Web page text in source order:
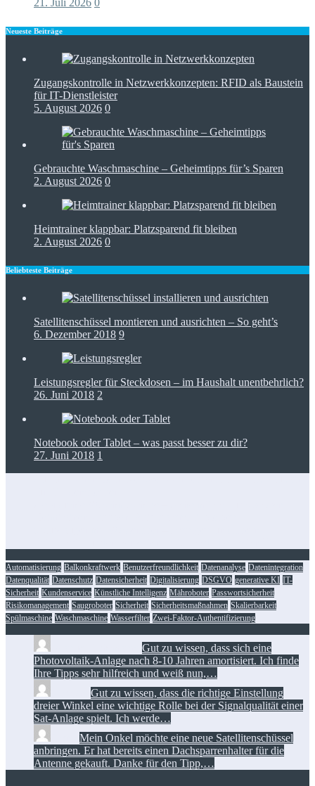
21. Juli 2026 0
Neueste Beiträge
Zugangskontrolle in Netzwerkkonzepten: RFID als Baustein
für IT-Dienstleister
5. August 2026 0
Gebrauchte Waschmaschine – Geheimtipps für’s Sparen
2. August 2026 0
Heimtrainer klappbar: Platzsparend fit bleiben
2. August 2026 0
Beliebteste Beiträge
Satellitenschüssel montieren und ausrichten – So geht’s
6. Dezember 2018 9
Leistungsregler für Steckdosen – im Haushalt unentbehrlich?
26. Juni 2018 2
Notebook oder Tablet – was passt besser zu dir?
27. Juni 2018 1
Automatisierung Balkonkraftwerk Benutzerfreundlichkeit Datenanalyse Datenintegration
Datenqualität Datenschutz Datensicherheit Digitalisierung DSGVO generative KI IT-
Sicherheit Kundenservice Künstliche Intelligenz Mähroboter Passwortsicherheit
Risikomanagement Saugroboter Sicherheit Sicherheitsmaßnahmen Skalierbarkeit
Spülmaschine Waschmaschine Wasserfilter Zwei-Faktor-Authentifizierung
Gut zu wissen, dass sich eine
Photovoltaik-Anlage nach 8-10 Jahren amortisiert. Ich finde
Ihre Tipps sehr hilfreich und weiß nun,…
Gut zu wissen, dass die richtige Einstellung
dreier Winkel eine wichtige Rolle bei der Signalqualität einer
Sat-Anlage spielt. Ich werde…
Mein Onkel möchte eine neue Satellitenschüssel
anbringen. Er hat bereits einen Dachsparrenhalter für die
Antenne gekauft. Danke für den Tipp,…